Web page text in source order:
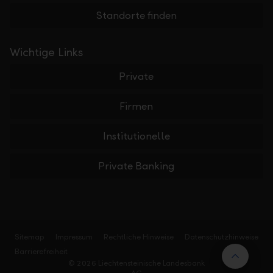
Standorte finden
Wichtige Links
Private
Firmen
Institutionelle
Private Banking
Nach